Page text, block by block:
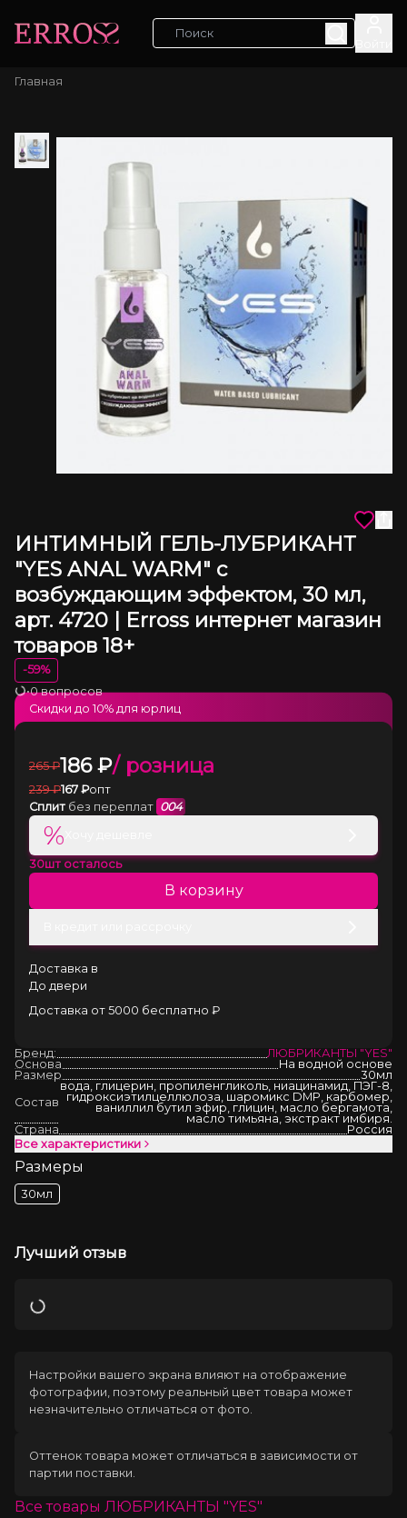
Главная
ИНТИМНЫЙ ГЕЛЬ-ЛУБРИКАНТ
"YES ANAL WARM" с
возбуждающим эффектом, 30 мл,
арт. 4720 | Erross интернет магазин
товаров 18+
-59%
Загрузка
•0 вопросов
265 ₽186₽/ розница
239 ₽167 ₽опт
Сплит без переплат 004
%
30шт осталось
В корзину
Доставка в
До двери
Доставка от 5000 бесплатно ₽
Скидки до 10% для юрлиц
Бренд:
ЛЮБРИКАНТЫ "YES"
Основа
На водной основе
Размер
30мл
Состав
вода, глицерин, пропиленгликоль, ниацинамид, ПЭГ-8,
гидроксиэтилцеллюлоза, шаромикс DMP, карбомер,
ваниллил бутил эфир, глицин, масло бергамота,
масло тимьяна, экстракт имбиря.
Страна
Россия
Все характеристики
Размеры
30мл
Лучший отзыв
Загрузка
Настройки вашего экрана влияют на отображение
фотографии, поэтому реальный цвет товара может
незначительно отличаться от фото.
Оттенок товара может отличаться в зависимости от
партии поставки.
Все товары ЛЮБРИКАНТЫ "YES"